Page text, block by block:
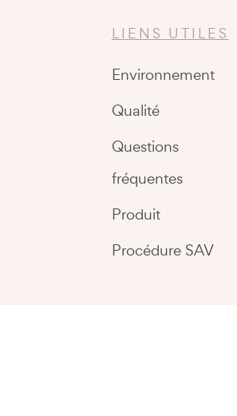
LIENS UTILES
Environnement
Qualité
Questions
fréquentes
Produit
Procédure SAV